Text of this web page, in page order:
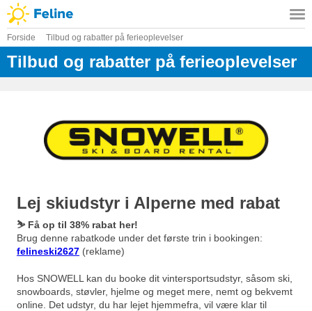
Forside Tilbud og rabatter på ferieoplevelser
Tilbud og rabatter på ferieoplevelser
Lej skiudstyr i Alperne med rabat
⛷️ Få op til 38% rabat her!
Brug denne rabatkode under det første trin i bookingen:
felineski2627 (reklame)
Hos SNOWELL kan du booke dit vintersportsudstyr, såsom ski,
snowboards, støvler, hjelme og meget mere, nemt og bekvemt
online. Det udstyr, du har lejet hjemmefra, vil være klar til